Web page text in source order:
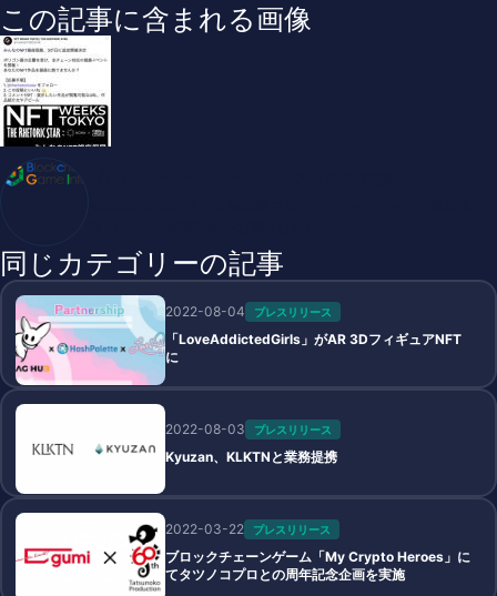
この記事に含まれる画像
同じカテゴリーの記事
2022-08-04 プレスリリース
「LoveAddictedGirls」がAR 3DフィギュアNFT
に
2022-08-03 プレスリリース
Kyuzan、KLKTNと業務提携
2022-03-22 プレスリリース
ブロックチェーンゲーム「My Crypto Heroes」に
てタツノコプロとの周年記念企画を実施